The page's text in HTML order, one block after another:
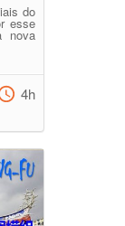
do
esse
nova
4h